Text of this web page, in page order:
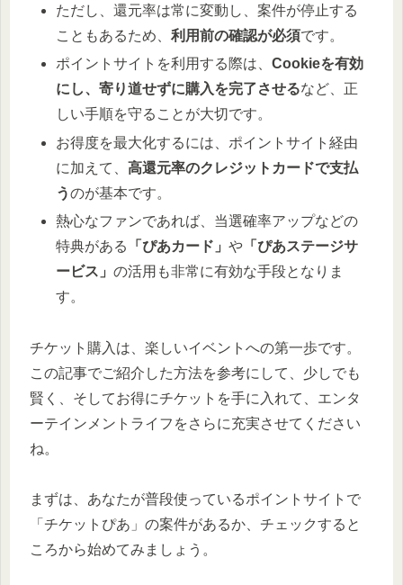
ただし、還元率は常に変動し、案件が停止する
こともあるため、利用前の確認が必須です。
ポイントサイトを利用する際は、Cookieを有効
にし、寄り道せずに購入を完了させるなど、正
しい手順を守ることが大切です。
お得度を最大化するには、ポイントサイト経由
に加えて、高還元率のクレジットカードで支払
うのが基本です。
熱心なファンであれば、当選確率アップなどの
特典がある
「ぴあカード」や 「ぴあステージサ
ービス」の活用も非常に有効な手段となりま
す。
チケット購入は、楽しいイベントへの第一歩です。
この記事でご紹介した方法を参考にして、少しでも
賢く、そしてお得にチケットを手に入れて、エンタ
ーテインメントライフをさらに充実させてください
ね。
まずは、あなたが普段使っているポイントサイトで
「チケットぴあ」の案件があるか、チェックすると
ころから始めてみましょう。